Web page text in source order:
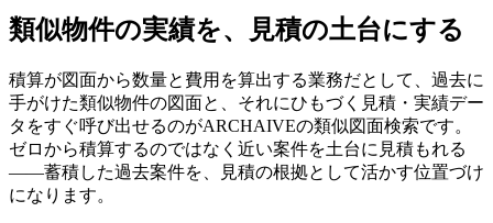
類似物件の実績を、見積の土台にする
積算が図面から数量と費用を算出する業務だとして、過去に
手がけた類似物件の図面と、それにひもづく見積・実績デー
タをすぐ呼び出せるのがARCHAIVEの類似図面検索です。
ゼロから積算するのではなく近い案件を土台に見積もれる
——蓄積した過去案件を、見積の根拠として活かす位置づけ
になります。